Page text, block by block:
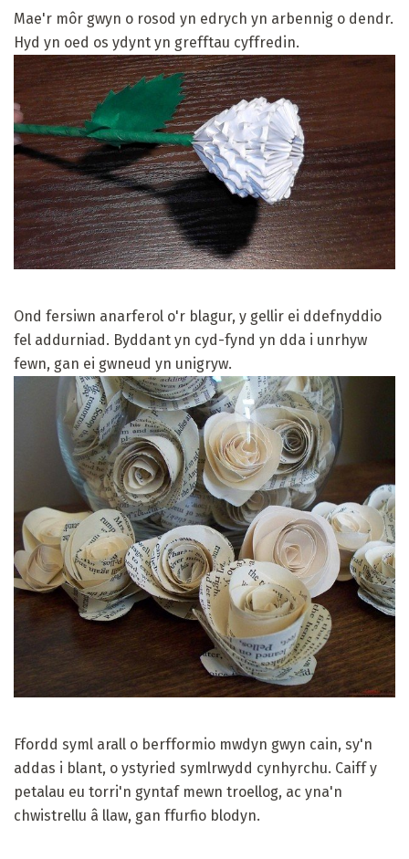
Mae'r môr gwyn o rosod yn edrych yn arbennig o dendr.
Hyd yn oed os ydynt yn grefftau cyffredin.
Ond fersiwn anarferol o'r blagur, y gellir ei ddefnyddio
fel addurniad. Byddant yn cyd-fynd yn dda i unrhyw
fewn, gan ei gwneud yn unigryw.
Ffordd syml arall o berfformio mwdyn gwyn cain, sy'n
addas i blant, o ystyried symlrwydd cynhyrchu. Caiff y
petalau eu torri'n gyntaf mewn troellog, ac yna'n
chwistrellu â llaw, gan ffurfio blodyn.